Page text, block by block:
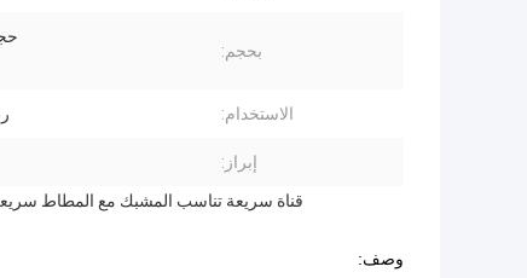
بحجم:
الاستخدام:
إبراز:
قناة سريعة تناسب المشبك مع المطاط سريعة الإصدار المشبك
وصف: